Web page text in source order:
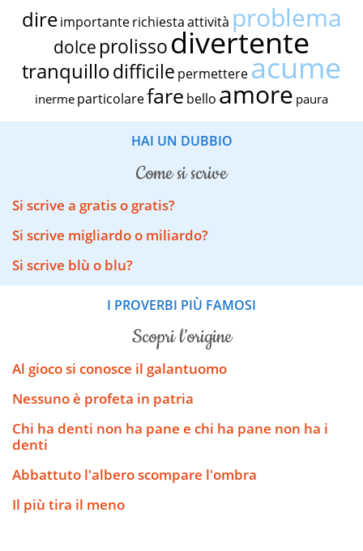
dire importante richiestaattività problema
dolce prolissodivertente
tranquillodifficile permettereacume
inerme particolarefare bello amore paura
HAI UN DUBBIO
come si scrive
Si scrive a gratis o gratis?
Si scrive migliardo o miliardo?
Si scrive blù o blu?
I PROVERBI PIÙ FAMOSI
scopri l’origine
Al gioco si conosce il galantuomo
Nessuno è profeta in patria
Chi ha denti non ha pane e chi ha pane non ha i
denti
Abbattuto l'albero scompare l'ombra
Il più tira il meno